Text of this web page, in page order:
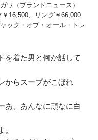
ワ（ブランドニュース）
16,500、リング￥66,000
ック・オブ・オール・トレ
を着た男と何か話して
からスープがこぼれ
あ、あんなに頑なに白